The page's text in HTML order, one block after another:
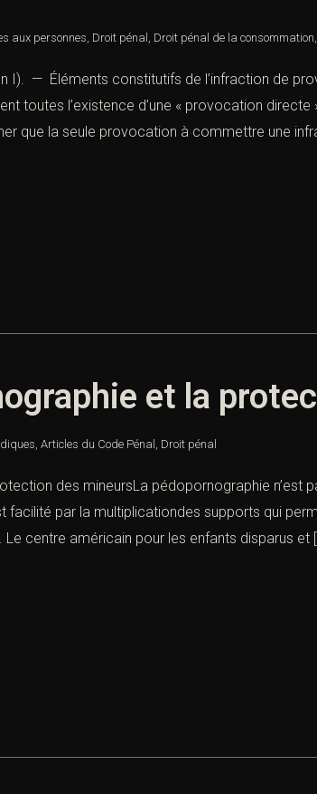
aux personnes, Droit pénal , Droit pénal de la consommation,
I). — Éléments constitutifs de l’infraction de
toutes l’existence d’une « provocation
que la seule provocation à commettre une
et la
, Articles du Code Pénal , Droit pénal
des mineursLa pédopornographie n’est
facilité par la multiplicationdes supports qui
centre américain pour les enfants disparus et